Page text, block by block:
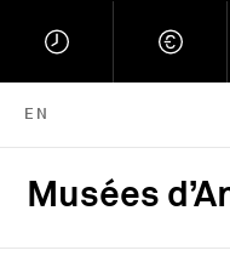
EN
Musées